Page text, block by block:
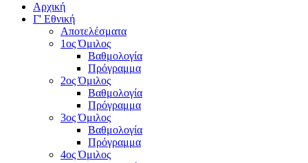
Αρχική
Γ' Εθνική
Αποτελέσματα
1ος Όμιλος
Βαθμολογία
Πρόγραμμα
2ος Όμιλος
Βαθμολογία
Πρόγραμμα
3ος Όμιλος
Βαθμολογία
Πρόγραμμα
4ος Όμιλος